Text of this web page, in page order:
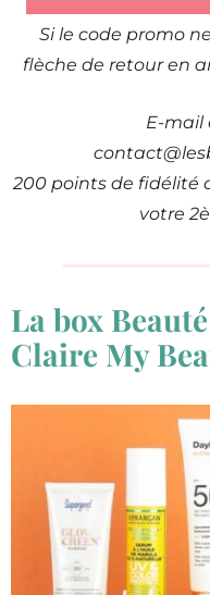
Si le code promo
flèche de retour en
E-mail
200 points de fidélité
votre
La box
Claire My